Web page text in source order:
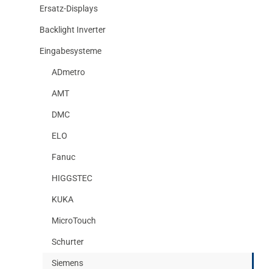
Ersatz-Displays
Backlight Inverter
Eingabesysteme
ADmetro
AMT
DMC
ELO
Fanuc
HIGGSTEC
KUKA
MicroTouch
Schurter
Siemens